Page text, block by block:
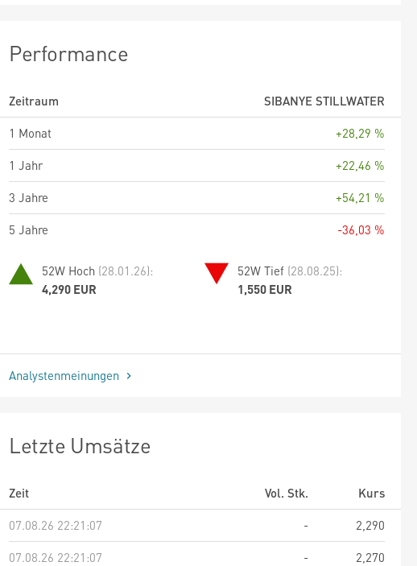
Performance
Zeitraum
SIBANYE STILLWATER
1 Monat
+28,29 %
1 Jahr
+22,46 %
3 Jahre
+54,21 %
5 Jahre
-36,03 %
52W Hoch (28.01.26):
4,290 EUR
52W Tief (28.08.25):
1,550 EUR
Analystenmeinungen
Letzte Umsätze
Zeit Vol. Stk.
Kurs
07.08.26 22:21:07
-
2,290
07.08.26 22:21:07
-
2,270